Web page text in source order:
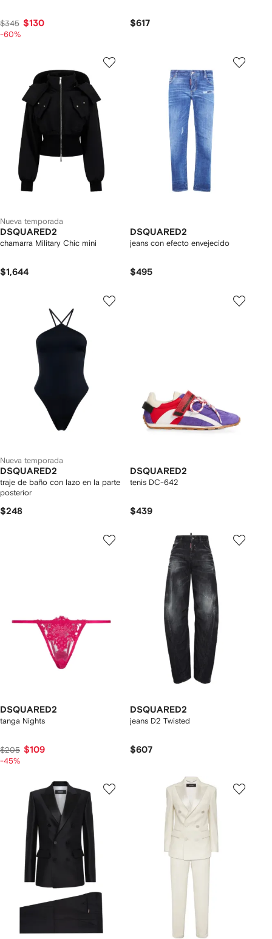
$345 $130
-60%
$617
Nueva temporada
DSQUARED2
chamarra Military Chic mini
$1,644
DSQUARED2
jeans con efecto envejecido
$495
Nueva temporada
DSQUARED2
traje de baño con lazo en la parte
posterior
$248
DSQUARED2
tenis DC-642
$439
DSQUARED2
tanga Nights
$205 $109
-45%
DSQUARED2
jeans D2 Twisted
$607